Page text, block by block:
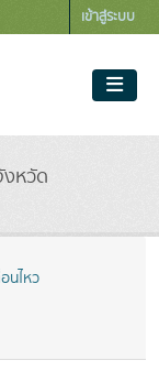
เข้าสู่ระบบ
หวัด
นไหว